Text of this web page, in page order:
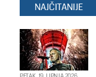
NAJČITANIJE